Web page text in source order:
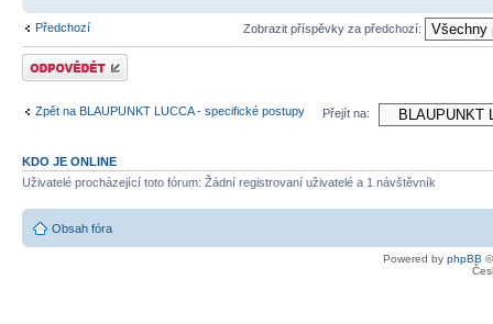
Předchozí Zobrazit příspěvky za předchozí:
Odeslat odpověď
Zpět na BLAUPUNKT LUCCA - specifické postupy Přejít na:
KDO JE ONLINE
Uživatelé procházející toto fórum: Žádní registrovaní uživatelé a 1 návštěvník
Obsah fóra
Powered by phpBB